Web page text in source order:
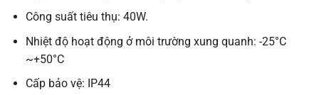
Công suất tiêu thụ: 40W.
Nhiệt độ hoạt động ở môi trường xung quanh: -25°C
~+50°C
Cấp bảo vệ: IP44